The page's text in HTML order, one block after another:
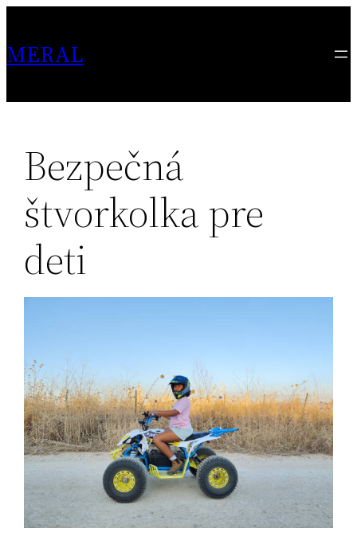
content
MERAL
Bezpečná
štvorkolka pre
deti